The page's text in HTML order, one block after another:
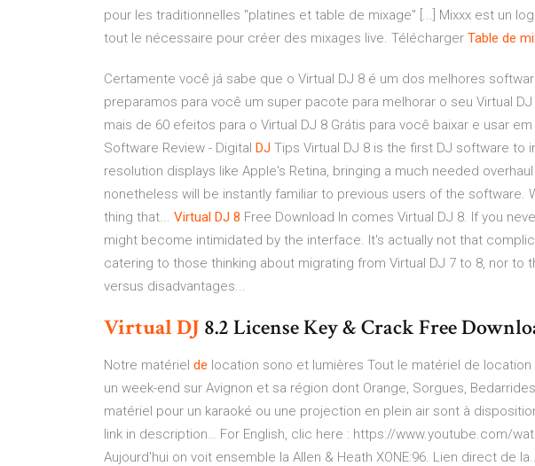
pour les traditionnelles "platines et table de mixage" [...] Mixxx est un
tout le nécessaire pour créer des mixages live. Télécharger Table de
Certamente você já sabe que o Virtual DJ 8 é um dos melhores
preparamos para você um super pacote para melhorar o seu Virtual
mais de 60 efeitos para o Virtual DJ 8 Grátis para você baixar e usar
Software Review - Digital DJ Tips Virtual DJ 8 is the first DJ software to
resolution displays like Apple's Retina, bringing a much needed
nonetheless will be instantly familiar to previous users of the software.
thing that... Virtual DJ 8 Free Download In comes Virtual DJ 8. If you
might become intimidated by the interface. It's actually not that
catering to those thinking about migrating from Virtual DJ 7 to 8, nor to
versus disadvantages...
VirtualDJ 8.2 License Key & Crack Free
Notre matériel de location sono et lumières Tout le matériel de
un week-end sur Avignon et sa région dont Orange, Sorgues,
matériel pour un karaoké ou une projection en plein air sont à
link in description… For English, clic here : https://www.youtube.com/
Aujourd'hui on voit ensemble la Allen & Heath XONE:96. Lien direct de